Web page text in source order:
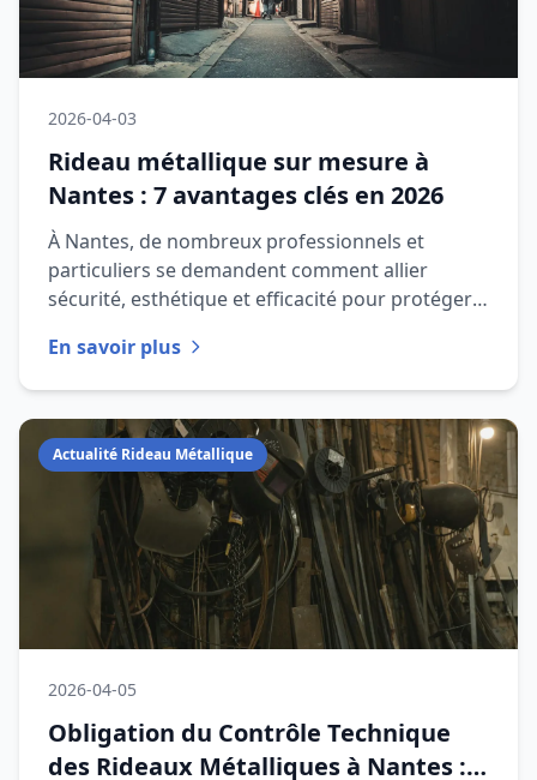
2026-04-03
Rideau métallique sur mesure à
Nantes : 7 avantages clés en 2026
À Nantes, de nombreux professionnels et
particuliers se demandent comment allier
sécurité, esthétique et efficacité pour protéger
En savoir plus
Actualité Rideau Métallique
2026-04-05
Obligation du Contrôle Technique
des Rideaux Métalliques à Nantes :